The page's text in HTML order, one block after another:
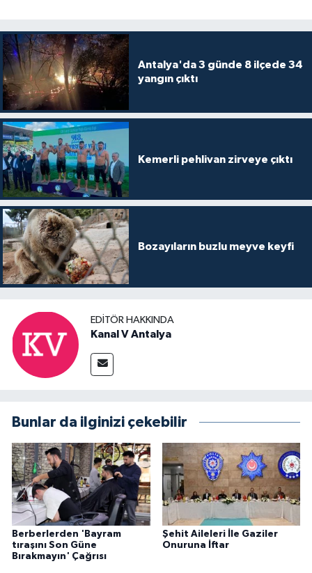
Antalya'da 3 günde 8 ilçede 34
yangın çıktı
Kemerli pehlivan zirveye çıktı
Bozayıların buzlu meyve keyfi
EDITÖR HAKKINDA
Kanal V Antalya
Bunlar da ilginizi çekebilir
Berberlerden 'Bayram
tıraşını Son Güne
Bırakmayın' Çağrısı
Şehit Aileleri İle Gaziler
Onuruna İftar